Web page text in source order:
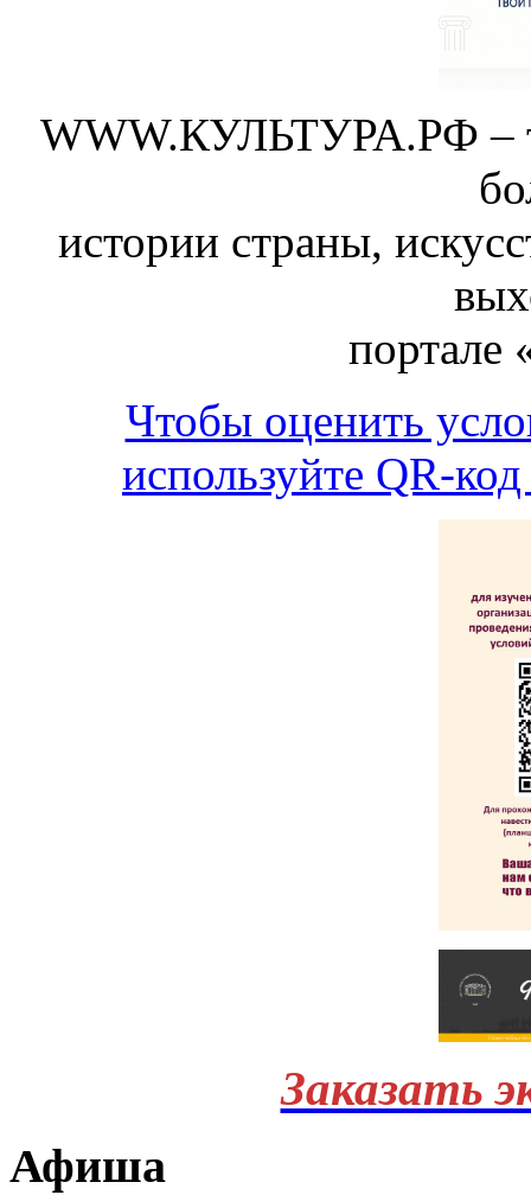
WWW.КУЛЬТУРА.РФ –
истории страны,
портале
Чтобы оценить
используйте QR-
Заказать
Афиша